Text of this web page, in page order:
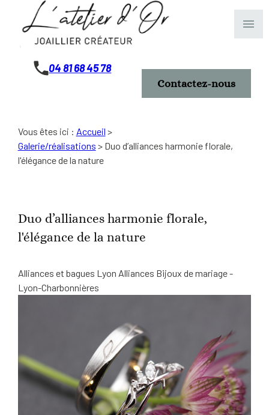
menu
04 81 68 45 78
Contactez-nous
Vous êtes ici : Accueil >
Galerie/réalisations > Duo d’alliances harmonie florale,
l'élégance de la nature
Duo d’alliances harmonie florale,
l'élégance de la nature
Alliances et bagues Lyon Alliances Bijoux de mariage -
Lyon-Charbonnières
Panneau de gestion des cookies